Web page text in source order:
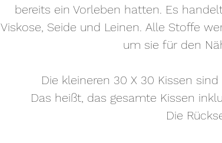
bereits ein Vorleben hatten. Es
Viskose, Seide und Leinen. Alle Stoffe
um sie für den
Die kleineren 30 X 30 Kissen
Das heißt, das gesamte Kissen
Die